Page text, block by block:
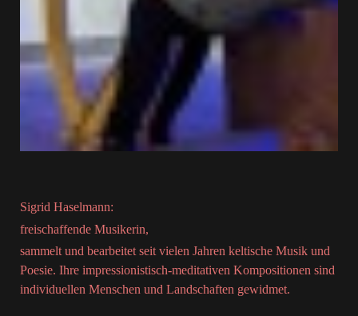
Sigrid Haselmann:
freischaffende Musikerin,
sammelt und bearbeitet seit vielen Jahren keltische Musik und
Poesie. Ihre impressionistisch-meditativen Kompositionen sind
individuellen Menschen und Landschaften gewidmet.